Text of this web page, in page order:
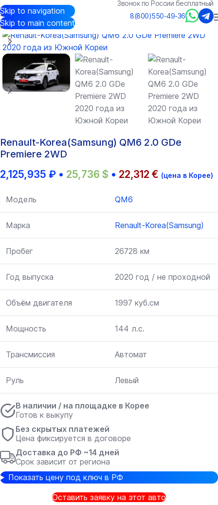
Skip to navigation
Skip to main content
Звонок по России бесплатный
8(800)550-49-36
Авто из Кореи/Каталог Renault-Korea(Samsung)/QM6
Renault-Korea(Samsung) QM6 2.0 GDe
Premiere 2WD
2,125,935 ₽ • 25,736 $ • 22,312 € (цена в Корее)
Модель QM6
Марка Renault-Korea(Samsung)
Пробег 26728 км
Год выпуска 2020 год / не проходной
Объём двигателя 1997 куб.см
Мощность 144 л.с.
Трансмиссия Автомат
Руль Левый
В наличии / на площадке в Корее
Готов к выкупу
Без скрытых платежей
Цена фиксируется в договоре
Доставка до РФ ~14 дней
Срок зависит от региона
Показать цену под ключ в РФ
Оставить заявку на этот авто